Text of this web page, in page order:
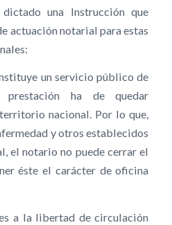
una Instrucción que
actuación notarial para estas
un servicio público de
prestación ha de quedar
nacional. Por lo que,
y otros establecidos
el notario no puede cerrar el
éste el carácter de oficina
a la libertad de circulación